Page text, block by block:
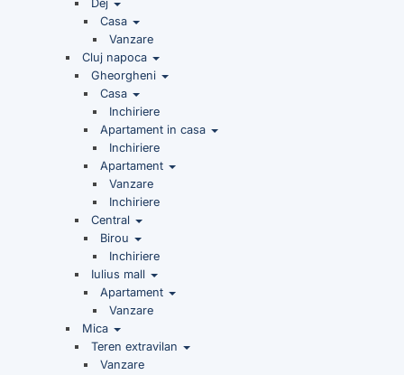
Dej
Casa
Vanzare
Cluj napoca
Gheorgheni
Casa
Inchiriere
Apartament in casa
Inchiriere
Apartament
Vanzare
Inchiriere
Central
Birou
Inchiriere
Iulius mall
Apartament
Vanzare
Mica
Teren extravilan
Vanzare